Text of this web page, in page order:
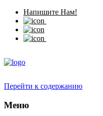
Напишите Нам!
Перейти к содержанию
Меню